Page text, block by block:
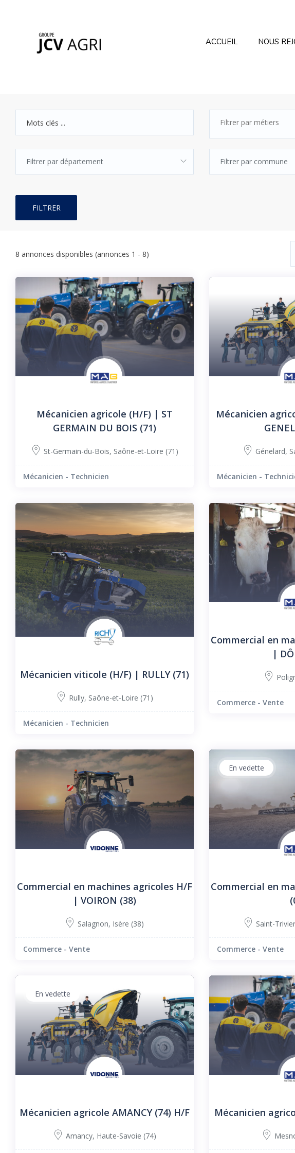
ACCUEIL NOUS
Filtrer par département Filtrer par commune
FILTRER
8 annonces disponibles (annonces 1 - 8)
Mécanicien agricole (H/F) | ST
GERMAIN DU BOIS (71)
St-Germain-du-Bois, Saône-et-Loire (71)
Mécanicien - Technicien
Mécanicien
Génelard,
Mécanicien -
Mécanicien viticole (H/F) | RULLY (71)
Rully, Saône-et-Loire (71)
Mécanicien - Technicien
Commercial en
|
Commerce - Vente
Commercial en machines agricoles H/F
| VOIRON (38)
Salagnon, Isère (38)
Commerce - Vente
En vedette
Commercial en
Saint-
Commerce - Vente
En vedette
Mécanicien agricole AMANCY (74) H/F
Amancy, Haute-Savoie (74)
Mécanicien